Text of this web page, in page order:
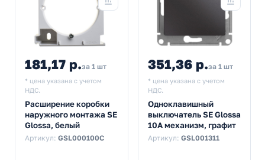
181,17 р.за 1 шт
* цена указана с учетом
НДС.
Расширение коробки
наружного монтажа SE
Glossa, белый
Артикул: GSL000100C
351,36 р.за 1 шт
* цена указана с учетом
НДС.
Одноклавишный
выключатель SE Glossa
10A механизм, графит
Артикул: GSL001311